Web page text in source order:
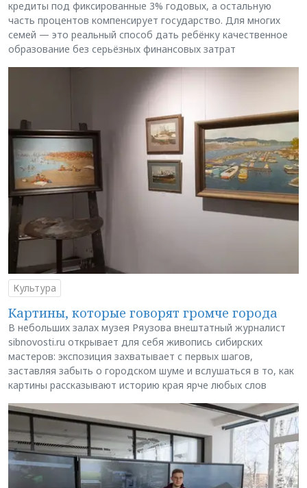
кредиты под фиксированные 3% годовых, а остальную
часть процентов компенсирует государство. Для многих
семей — это реальный способ дать ребёнку качественное
образование без серьёзных финансовых затрат
Культура
Картины, которые говорят громче города
В небольших залах музея Ряузова внештатный журналист
sibnovosti.ru открывает для себя живопись сибирских
мастеров: экспозиция захватывает с первых шагов,
заставляя забыть о городском шуме и вслушаться в то, как
картины рассказывают историю края ярче любых слов